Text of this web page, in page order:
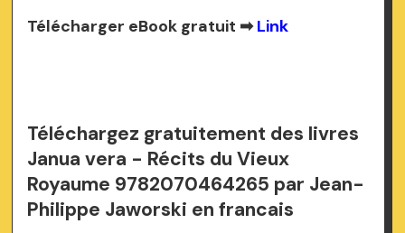
Télécharger eBook gratuit ➡Link
Téléchargez gratuitement des livres
Janua vera - Récits du Vieux
Royaume 9782070464265 par Jean-
Philippe Jaworski en francais